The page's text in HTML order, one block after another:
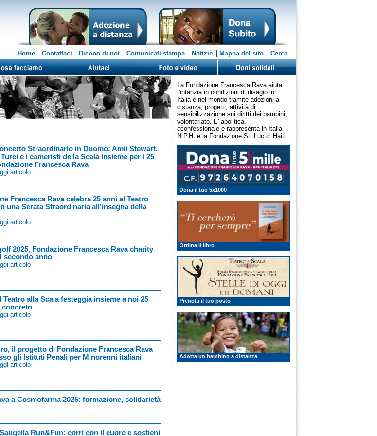
Home Contattaci Dicono di noi Comunicati stampa Notizie Mappa del sito Cerca
Straordinario in Duomo: Amii Stewart,
e i cameristi della Scala insieme per i 25
Francesca Rava
articolo
Francesca Rava celebra 25 anni al Teatro
una Serata Straordinaria all’insegna della
articolo
2025, Fondazione Francesca Rava charity
secondo anno
articolo
Teatro alla Scala festeggia insieme a noi 25
concreto
articolo
il progetto di Fondazione Francesca Rava
gli Istituti Penali per Minorenni italiani
articolo
a Cosmofarma 2025: formazione, solidarietà
Run&Fun: corri con il cuore e sostieni
La Fondazione Francesca Rava aiuta
l’infanzia in condizioni di disagio in
Italia e nel mondo tramite adozioni a
distanza, progetti, attività di
sensibilizzazione sui diritti dei bambini,
volontariato. E' apolitica,
aconfessionale e rappresenta in Italia
N.P.H. e la Fondazione St. Luc di Haiti.
Dona il tuo 5x1000
Ordina il libro
Prenota il tuo posto
Adotta un bambino a distanza